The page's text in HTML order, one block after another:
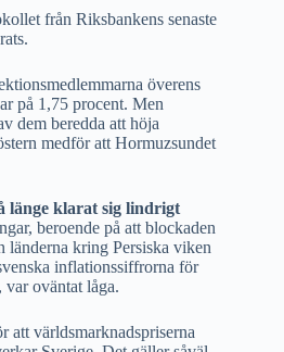
från Riksbankens senaste
överens
på 1,75 procent. Men
dem beredda att höja
medför att Hormuzsundet
länge klarat sig lindrigt
beroende på att blockaden
länderna kring Persiska viken
inflationssiffrorna för
oväntat låga.
att världsmarknadspriserna